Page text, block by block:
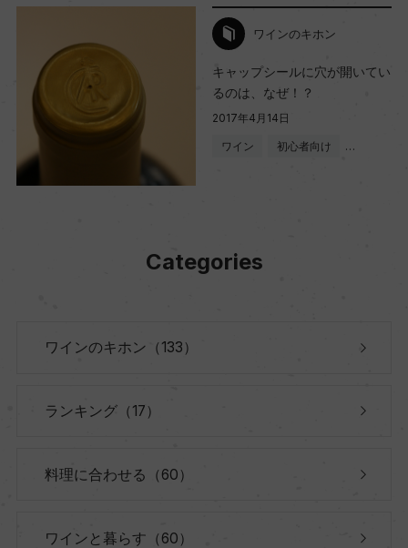
ワインのキホン
キャップシールに穴が開いてい
るのは、なぜ！？
2017年4月14日
ワイン 初心者向け …
Categories
ワインのキホン（133）
ランキング（17）
料理に合わせる（60）
ワインと暮らす（60）